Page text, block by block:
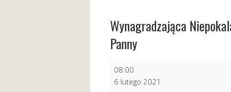
Wynagradzająca
Panny
Wynagradzająca
Niepokalanemu
08:00
6 lutego 2021